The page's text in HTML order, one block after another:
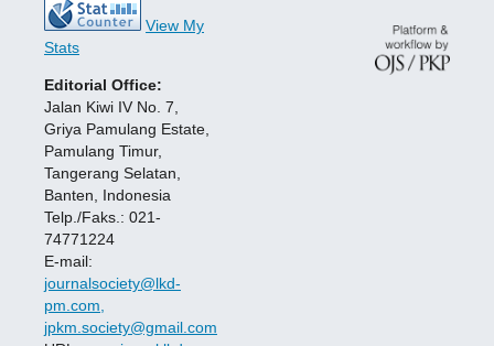
View My
Stats
Editorial Office:
Jalan Kiwi IV No. 7,
Griya Pamulang Estate,
Pamulang Timur,
Tangerang Selatan,
Banten, Indonesia
Telp./Faks.: 021-
74771224
E-mail:
journalsociety@lkd-
pm.com,
jpkm.society@gmail.com